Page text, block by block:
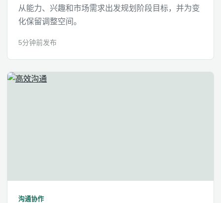
从能力、兴趣和市场需求出发规划阶段目标，并为变
化保留调整空间。
5分钟前发布
沟通协作